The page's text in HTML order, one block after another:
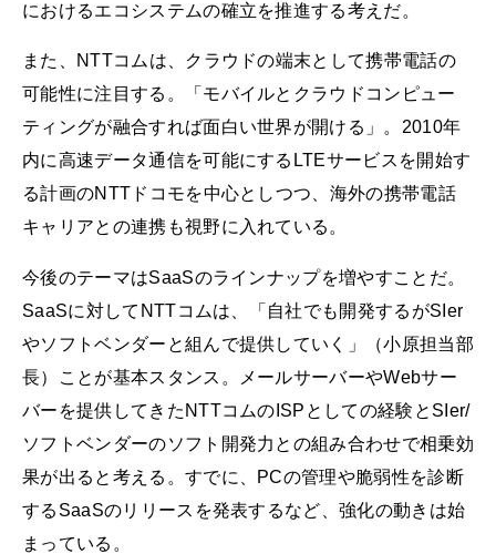
におけるエコシステムの確立を推進する考えだ。
また、NTTコムは、クラウドの端末として携帯電話の
可能性に注目する。「モバイルとクラウドコンピュー
ティングが融合すれば面白い世界が開ける」。2010年
内に高速データ通信を可能にするLTEサービスを開始す
る計画のNTTドコモを中心としつつ、海外の携帯電話
キャリアとの連携も視野に入れている。
今後のテーマはSaaSのラインナップを増やすことだ。
SaaSに対してNTTコムは、「自社でも開発するがSIer
やソフトベンダーと組んで提供していく」（小原担当部
長）ことが基本スタンス。メールサーバーやWebサー
バーを提供してきたNTTコムのISPとしての経験とSIer/
ソフトベンダーのソフト開発力との組み合わせで相乗効
果が出ると考える。すでに、PCの管理や脆弱性を診断
するSaaSのリリースを発表するなど、強化の動きは始
まっている。